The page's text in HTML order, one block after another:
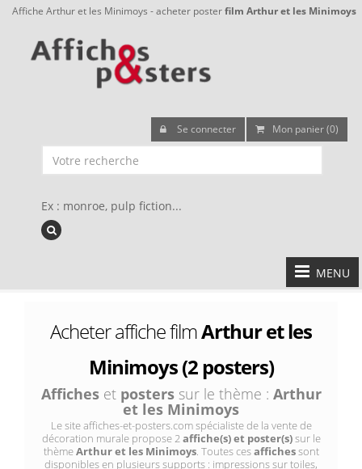
Affiche Arthur et les Minimoys - acheter posterfilm Arthur et les Minimoys
Se connecter Mon panier (0)
Ex : monroe, pulp fiction...
MENU
Acheter affiche filmArthur et les
Minimoys (2 posters)
Afficheset posterssur le thème : Arthur
et les Minimoys
Le site affiches-et-posters.com spécialiste de la vente de
décoration murale propose 2affiche(s) et poster(s)sur le
thèmeArthur et les Minimoys. Toutes cesaffichessont
disponibles en plusieurs supports : impressions sur toiles,